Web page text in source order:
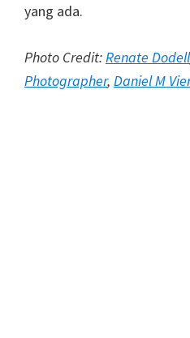
yang ada.
Photo Credit:Renate Dodell
Photographer, Daniel M